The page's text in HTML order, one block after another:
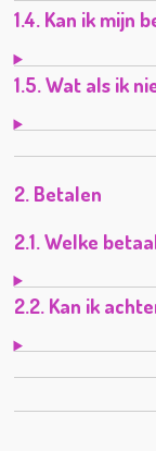
1.4. Kan ik mijn
1.5. Wat als ik
2. Betalen
2.1. Welke
2.2. Kan ik